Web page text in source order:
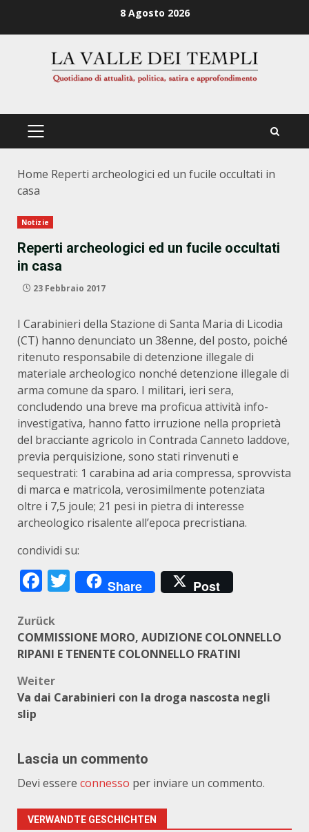
8 Agosto 2026
PRIMÄRES
Home Reperti archeologici ed un fucile occultati in
casa
Notizie
Reperti archeologici ed un fucile occultati
in casa
23 Febbraio 2017
I Carabinieri della Stazione di Santa Maria di Licodia
(CT) hanno denunciato un 38enne, del posto, poiché
ritenuto responsabile di detenzione illegale di
materiale archeologico nonché detenzione illegale di
arma comune da sparo. I militari, ieri sera,
concludendo una breve ma proficua attività info-
investigativa, hanno fatto irruzione nella proprietà
del bracciante agricolo in Contrada Canneto laddove,
previa perquisizione, sono stati rinvenuti e
sequestrati: 1 carabina ad aria compressa, sprovvista
di marca e matricola, verosimilmente potenziata
oltre i 7,5 joule; 21 pesi in pietra di interesse
archeologico risalente all’epoca precristiana.
condividi su:
Facebook
Twitter
Share Post
Beitragsnavigation
Zurück
COMMISSIONE MORO, AUDIZIONE COLONNELLO
RIPANI E TENENTE COLONNELLO FRATINI
Weiter
Va dai Carabinieri con la droga nascosta negli
slip
Lascia un commento
Devi essere connesso per inviare un commento.
VERWANDTE GESCHICHTEN